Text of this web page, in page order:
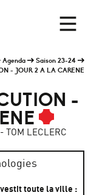
Menu
Agenda
Saison 23-24
- JOUR 2 A LA CARENE
-
TOM LECLERC
toute la ville :